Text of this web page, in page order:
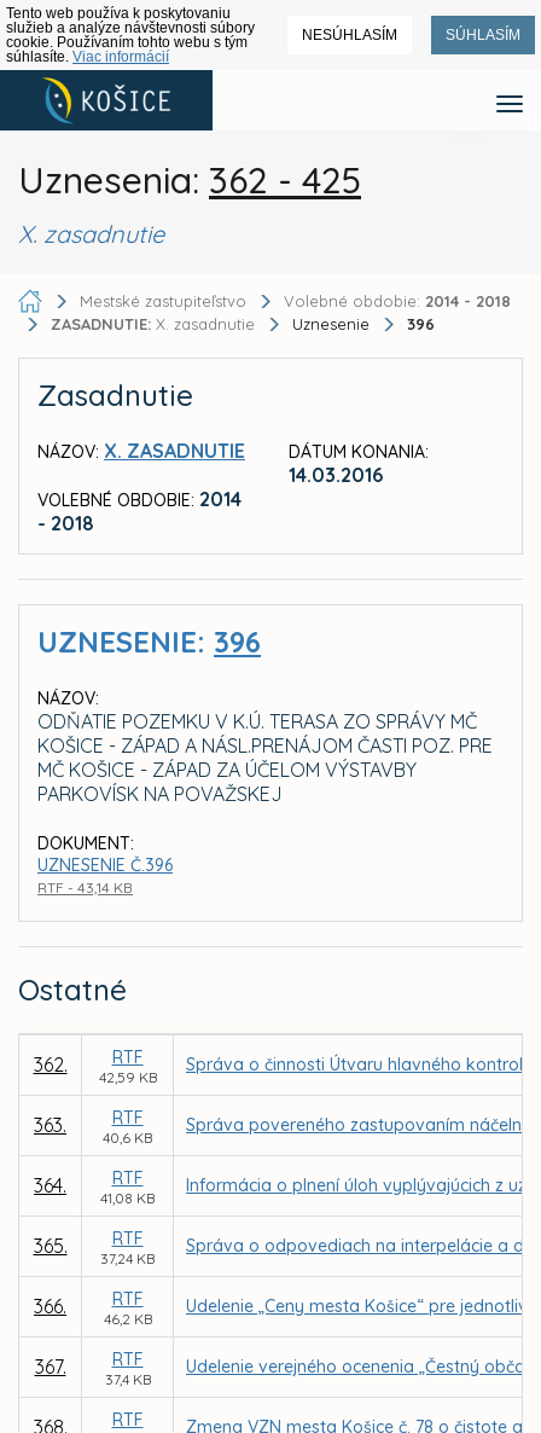
Tento web používa k poskytovaniu
služieb a analýze návštevnosti súbory
cookie. Používaním tohto webu s tým
súhlasíte. Viac informácií
NESÚHLASÍM SÚHLASÍM
Uznesenia: 362 - 425
X. zasadnutie
Mestské zastupiteľstvo Volebné obdobie: 2014 - 2018
ZASADNUTIE: X. zasadnutie Uznesenie 396
Zasadnutie
NÁZOV: X. ZASADNUTIE
VOLEBNÉ OBDOBIE: 2014
- 2018
DÁTUM KONANIA:
14.03.2016
UZNESENIE: 396
NÁZOV:
ODŇATIE POZEMKU V K.Ú. TERASA ZO SPRÁVY MČ
KOŠICE - ZÁPAD A NÁSL.PRENÁJOM ČASTI POZ. PRE
MČ KOŠICE - ZÁPAD ZA ÚČELOM VÝSTAVBY
PARKOVÍSK NA POVAŽSKEJ
DOKUMENT:
UZNESENIE Č.396
RTF - 43,14 KB
Ostatné
362. RTF
42,59 KB
Správa o činnosti Útvaru hlavného
363. RTF
40,6 KB
Správa povereného zastupovaním náčelníka
364. RTF
41,08 KB
Informácia o plnení úloh vyplývajúcich z
365. RTF
37,24 KB
Správa o odpovediach na interpelácie a
366. RTF
46,2 KB
Udelenie „Ceny mesta Košice“ pre
367. RTF
37,4 KB
Udelenie verejného ocenenia „Čestný občan
368. RTF Zmena VZN mesta Košice č. 78 o čistote a